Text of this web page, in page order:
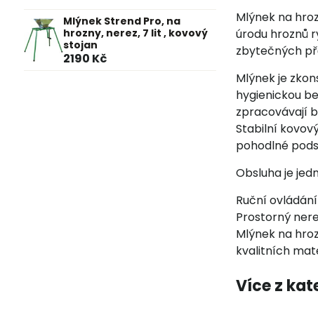
Mlýnek na
úrodu hroznů
zbytečných
Mlýnek je
hygienickou
zpracovávají
Stabilní
pohodlné
Obsluha je
Ruční
Prostorný
Mlýnek na
kvalitních
Více z
Mlýnek Strend Pro, na
hrozny, nerez, 7 lit , kovový
stojan
2190 Kč